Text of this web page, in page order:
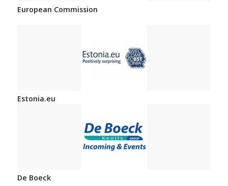
European Commission
Estonia.eu
De Boeck